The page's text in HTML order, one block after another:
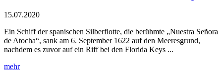
15.07.2020
Ein Schiff der spanischen Silberflotte, die berühmte „Nuestra Señora
de Atocha“, sank am 6. September 1622 auf den Meeresgrund,
nachdem es zuvor auf ein Riff bei den Florida Keys ...
mehr